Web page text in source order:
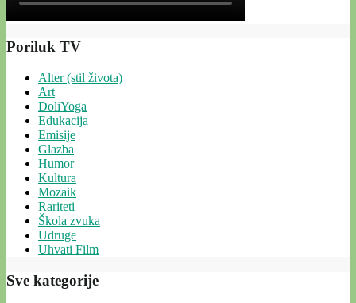
Poriluk TV
Alter (stil života)
Art
DoliYoga
Edukacija
Emisije
Glazba
Humor
Kultura
Mozaik
Rariteti
Škola zvuka
Udruge
Uhvati Film
Sve kategorije